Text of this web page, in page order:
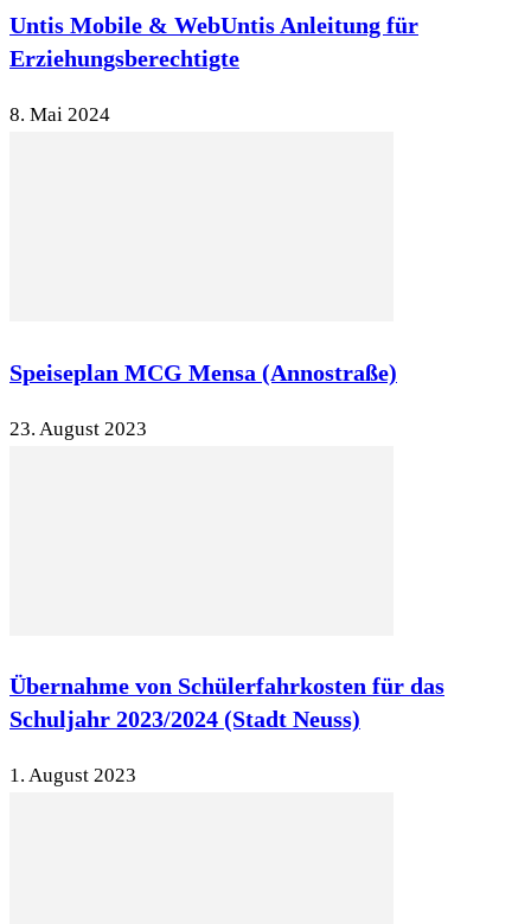
Untis Mobile & WebUntis Anleitung für
Erziehungsberechtigte
8. Mai 2024
Speiseplan MCG Mensa (Annostraße)
23. August 2023
Übernahme von Schülerfahrkosten für das
Schuljahr 2023/2024 (Stadt Neuss)
1. August 2023